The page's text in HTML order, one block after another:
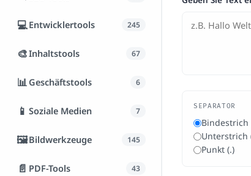
💻Entwicklertools 245
🎨Inhaltstools 67
📊 Geschäftstools 6
📱 Soziale Medien 7
🖼️Bildwerkzeuge 145
📄 PDF-Tools 43
SEPARATOR
Bindestrich
Unterstrich
Punkt (.)